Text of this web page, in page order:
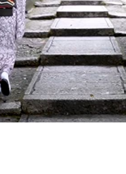
pour explorer le Japon